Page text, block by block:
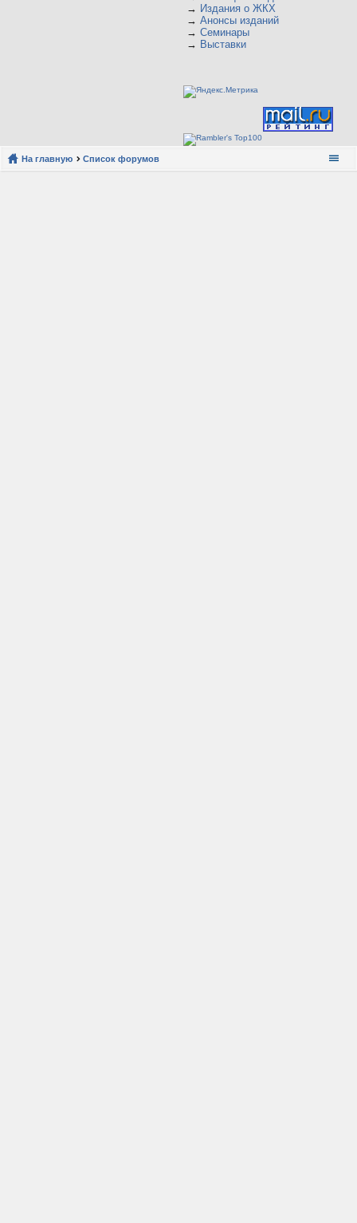
→ Издания о ЖКХ
→ Анонсы изданий
→ Семинары
→ Выставки
На главную Список форумов